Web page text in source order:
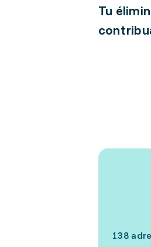
Tu
138